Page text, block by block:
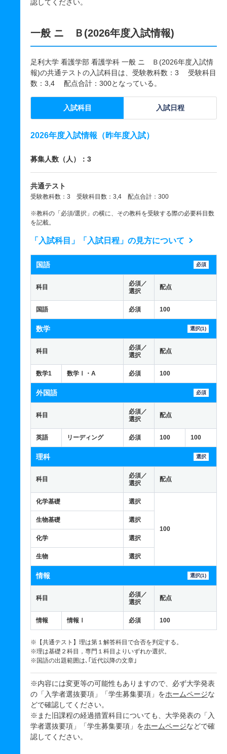
認してください。
一般 ニ Ｂ(2026年度入試情報)
足利大学 看護学部 看護学科 一般 ニ Ｂ(2026年度入試情
報)の共通テストの入試科目は、受験教科数：3 受験科目
数：3,4 配点合計：300となっている。
入試科目 入試日程
2026年度入試情報（昨年度入試）
募集人数（人）：3
共通テスト
受験教科数：3 受験科目数：3,4 配点合計：300
※教科の「必須/選択」の横に、その教科を受験する際の必要科目数
を記載。
「入試科目」「入試日程」の見方について
国語 必須
科目
必須／
選択
配点
国語 必須 100
数学 選択(1)
科目
必須／
選択
配点
数学1 数学Ⅰ・A 必須 100
外国語 必須
科目
必須／
選択
配点
英語 リーディング 必須 100 100
理科 選択
科目
必須／
選択
配点
化学基礎 選択
100
生物基礎 選択
化学 選択
生物 選択
情報 選択(1)
科目
必須／
選択
配点
情報 情報Ⅰ 必須 100
※【共通テスト】理は第１解答科目で合否を判定する。
※理は基礎２科目，専門１科目よりいずれか選択。
※国語の出題範囲は､｢近代以降の文章｣
※内容には変更等の可能性もありますので、必ず大学発表
の「入学者選抜要項」「学生募集要項」をホームページな
どで確認してください。
※また旧課程の経過措置科目についても、大学発表の「入
学者選抜要項」「学生募集要項」をホームページなどで確
認してください。